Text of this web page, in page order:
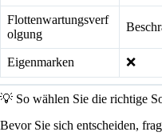
Flottenwartungsverf
olgung
Eigenmarken ❌
💡 So wählen Sie die richtige
Bevor Sie sich entscheiden,